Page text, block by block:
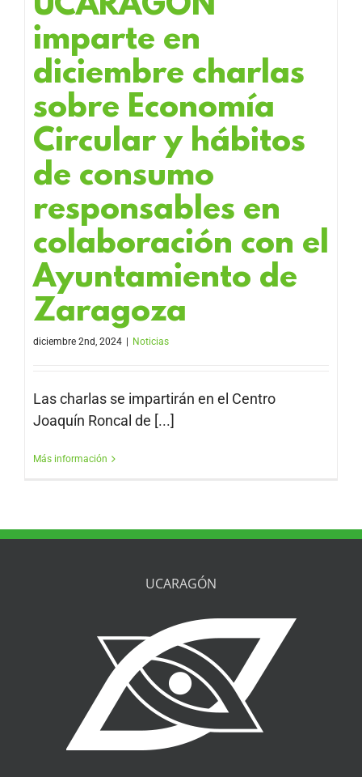
imparte en
diciembre charlas
sobre Economía
Circular y hábitos
de consumo
responsables en
colaboración con el
Ayuntamiento de
Zaragoza
diciembre 2nd, 2024 | Noticias
Las charlas se impartirán en el Centro
Joaquín Roncal de [...]
Más información
UCARAGÓN